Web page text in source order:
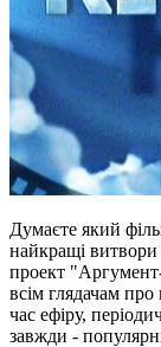
Думаєте який
найкращі
проект "Аргумент-
всім глядачам
час ефіру,
завжди -